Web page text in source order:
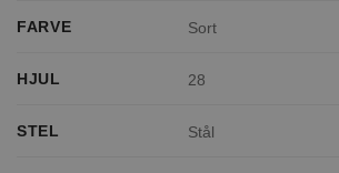
FARVE Sort
HJUL 28
STEL Stål